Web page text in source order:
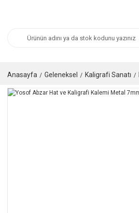
Anasayfa Geleneksel Kaligrafi Sanatı